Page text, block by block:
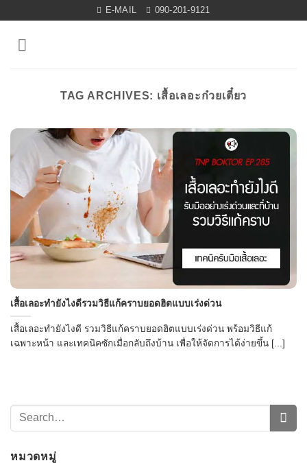
content
E-MAIL 090-201-9121
TAG ARCHIVES: เสื้อเลอะก๋วยเตี๋ยว
เสื้อเลอะทำยังไงดีรวมวิธีแก้คราบยอดฮิตแบบเร่งด่วน
เสื้อเลอะทำยังไงดี รวมวิธีแก้คราบยอดฮิตแบบเร่งด่วน พร้อมวิธีแก้
เฉพาะหน้า และเทคนิคซักเมื่อกลับถึงบ้าน เพื่อให้จัดการได้ง่ายขึ้น [...]
หมวดหมู่